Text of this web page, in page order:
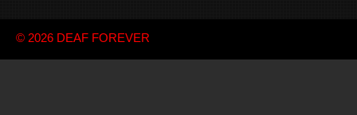
© 2026 DEAF FOREVER